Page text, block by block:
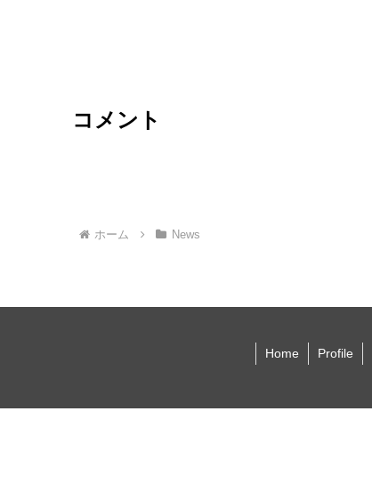
コメント
ホーム News
Home Profile